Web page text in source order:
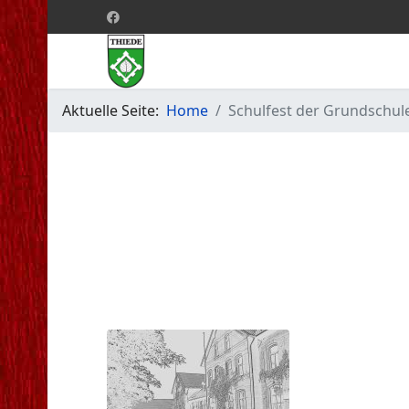
Aktuelle Seite: Home Schulfest der